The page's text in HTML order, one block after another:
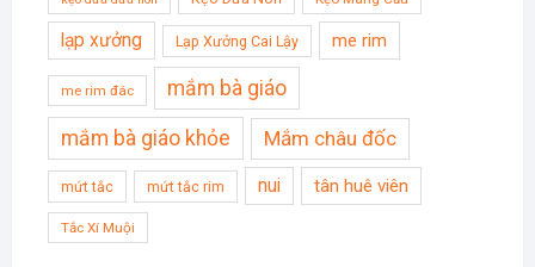
lạp xưởng Lạp Xưởng Cai Lậy me rim
me rim đác mắm bà giáo
mắm bà giáo khỏe Mắm châu đốc
mứt tắc mứt tắc rim nui tân huê viên
Tắc Xí Muội